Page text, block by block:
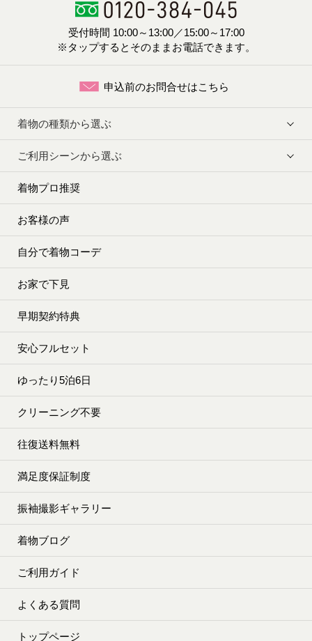
受付時間 10:00～13:00／15:00～17:00
※タップするとそのままお電話できます。
申込前のお問合せはこちら
着物の種類から選ぶ
ご利用シーンから選ぶ
着物プロ推奨
お客様の声
自分で着物コーデ
お家で下見
早期契約特典
安心フルセット
ゆったり5泊6日
クリーニング不要
往復送料無料
満足度保証制度
振袖撮影ギャラリー
着物ブログ
ご利用ガイド
よくある質問
トップページ